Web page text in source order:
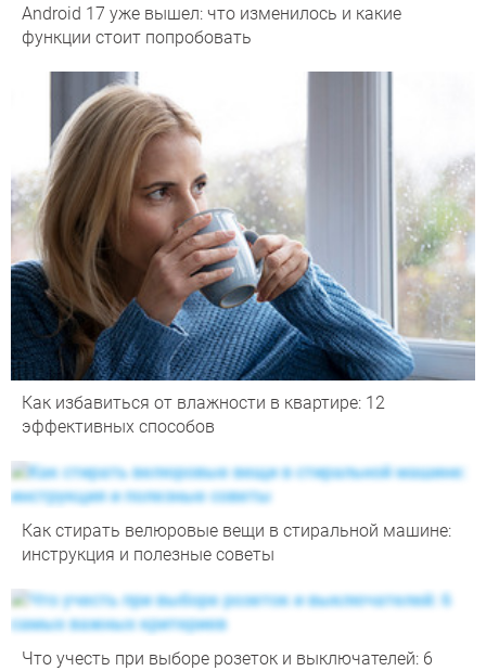
Android 17 уже вышел: что изменилось и какие
функции стоит попробовать
Как избавиться от влажности в квартире: 12
эффективных способов
Как стирать велюровые вещи в стиральной машине:
инструкция и полезные советы
Что учесть при выборе розеток и выключателей: 6